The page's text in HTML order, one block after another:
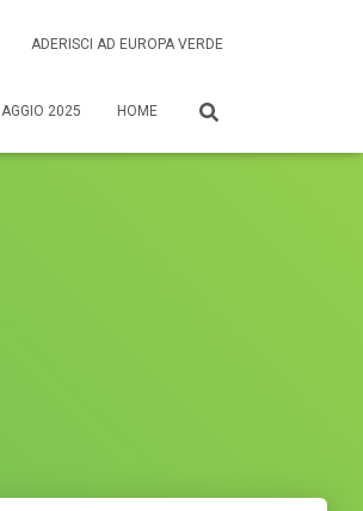
ADERISCI AD EUROPA VERDE
2025 HOME